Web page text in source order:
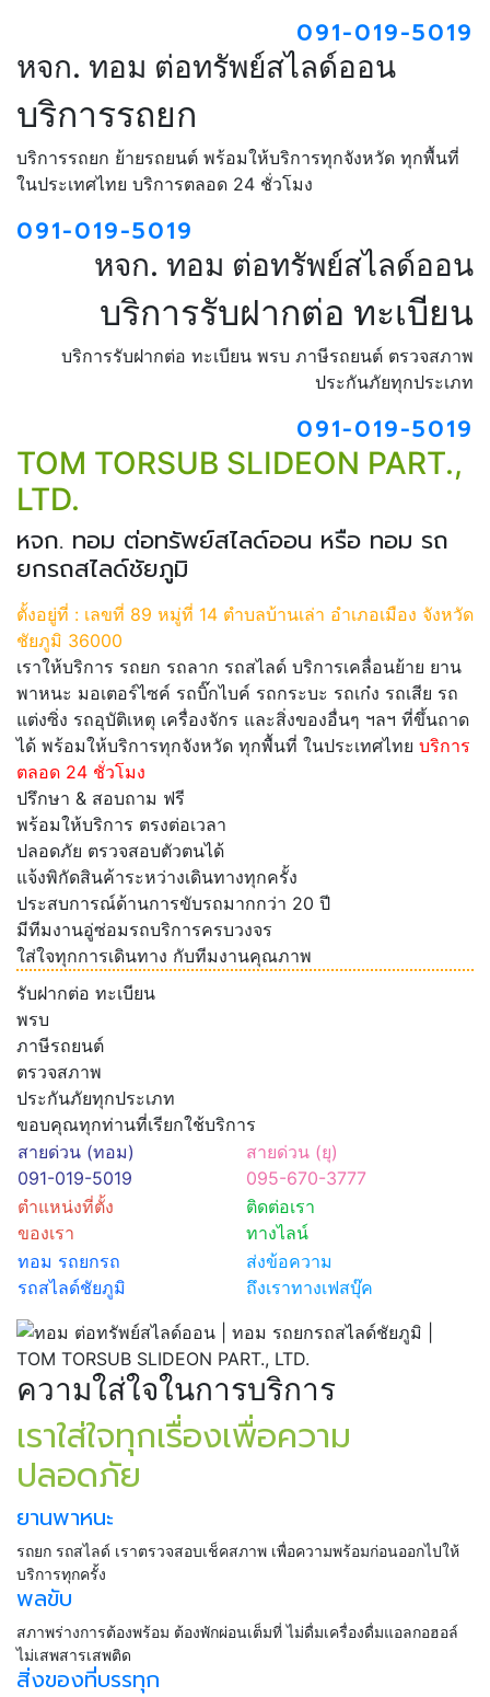
091-019-5019
หจก. ทอม ต่อทรัพย์สไลด์ออน
บริการรถยก
บริการรถยก ย้ายรถยนต์ พร้อมให้บริการทุกจังหวัด ทุกพื้นที่
ในประเทศไทย บริการตลอด 24 ชั่วโมง
091-019-5019
หจก. ทอม ต่อทรัพย์สไลด์ออน
บริการรับฝากต่อ ทะเบียน
บริการรับฝากต่อ ทะเบียน พรบ ภาษีรถยนต์ ตรวจสภาพ
ประกันภัยทุกประเภท
091-019-5019
TOM TORSUB SLIDEON PART.,
LTD.
หจก. ทอม ต่อทรัพย์สไลด์ออน หรือ ทอม รถ
ยกรถสไลด์ชัยภูมิ
ตั้งอยู่ที่ : เลขที่ 89 หมู่ที่ 14 ตำบลบ้านเล่า อำเภอเมือง จังหวัด
ชัยภูมิ 36000
เราให้บริการ รถยก รถลาก รถสไลด์ บริการเคลื่อนย้าย ยาน
พาหนะ มอเตอร์ไซค์ รถบิ๊กไบค์ รถกระบะ รถเก๋ง รถเสีย รถ
แต่งซิ่ง รถอุบัติเหตุ เครื่องจักร และสิ่งของอื่นๆ ฯลฯ ที่ขึ้นถาด
ได้ พร้อมให้บริการทุกจังหวัด ทุกพื้นที่ ในประเทศไทย บริการ
ตลอด 24 ชั่วโมง
ปรึกษา & สอบถาม ฟรี
พร้อมให้บริการ ตรงต่อเวลา
ปลอดภัย ตรวจสอบตัวตนได้
แจ้งพิกัดสินค้าระหว่างเดินทางทุกครั้ง
ประสบการณ์ด้านการขับรถมากกว่า 20 ปี
มีทีมงานอู่ซ่อมรถบริการครบวงจร
ใส่ใจทุกการเดินทาง กับทีมงานคุณภาพ
รับฝากต่อ ทะเบียน
พรบ
ภาษีรถยนต์
ตรวจสภาพ
ประกันภัยทุกประเภท
ขอบคุณทุกท่านที่เรียกใช้บริการ
สายด่วน (ทอม)
091-019-5019
สายด่วน (ยุ)
095-670-3777
ตำแหน่งที่ตั้ง
ของเรา
ติดต่อเรา
ทางไลน์
ทอม รถยกรถ
รถสไลด์ชัยภูมิ
ส่งข้อความ
ถึงเราทางเฟสบุ๊ค
ความใส่ใจในการบริการ
เราใส่ใจทุกเรื่องเพื่อความ
ปลอดภัย
ยานพาหนะ
รถยก รถสไลด์ เราตรวจสอบเช็คสภาพ เพื่อความพร้อมก่อนออกไปให้
บริการทุกครั้ง
พลขับ
สภาพร่างการต้องพร้อม ต้องพักผ่อนเต็มที่ ไม่ดื่มเครื่องดื่มแอลกอฮอล์
ไม่เสพสารเสพติด
สิ่งของที่บรรทุก